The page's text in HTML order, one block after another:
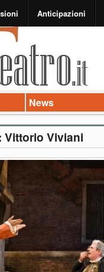
Anticipazioni
News
Vittorio Viviani